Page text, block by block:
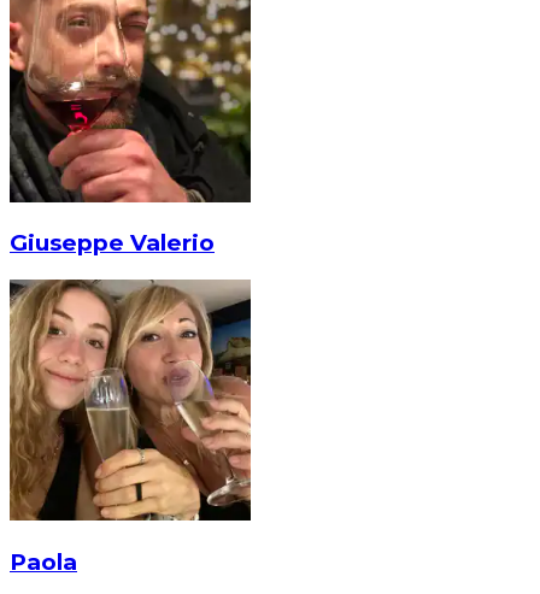
Giuseppe Valerio
Paola